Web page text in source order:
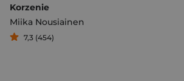
Korzenie
Miika Nousiainen
7,3 (454)